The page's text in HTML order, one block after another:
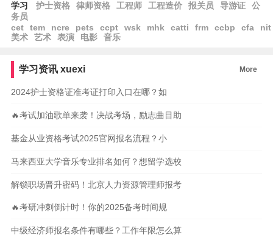
学习 护士资格 律师资格 工程师 工程造价 报关员 导游证
公
务员
cet
tem ncre pets ccpt wsk mhk catti frm ccbp cfa
nit
美术
艺术 表演 电影 音乐
学习资讯 xuexi More
2024护士资格证准考证打印入口在哪？如
🔥考试加油歌单来袭！决战考场，励志曲目助
基金从业资格考试2025官网报名流程？小
马来西亚大学音乐专业排名如何？想留学选校
解锁职场晋升密码！北京人力资源管理师报考
🔥考研冲刺倒计时！你的2025备考时间规
中级经济师报名条件有哪些？工作年限怎么算